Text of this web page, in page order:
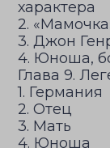
характера
2.
3. Джон
4. Юноша,
Глава 9.
1. Германия
2. Отец
3. Мать
4. Юноша